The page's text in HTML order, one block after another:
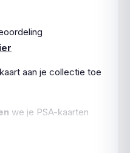
aan je collectie toe
we je PSA-kaarten